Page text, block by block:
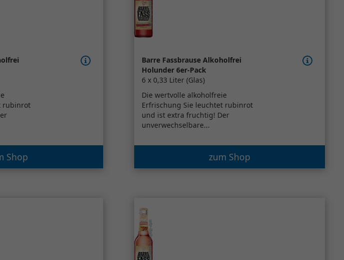
rubinrot
Shop
Barre Fassbrause Alkoholfrei
Holunder 6er-Pack
6 x 0,33 Liter (Glas)
Die wertvolle alkoholfreie
Erfrischung Sie leuchtet rubinrot
und ist extra fruchtig! Der
unverwechselbare...
zum Shop